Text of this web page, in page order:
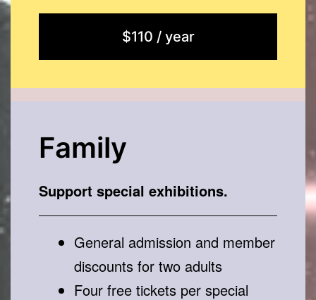
$110 / year
Family
Support special exhibitions.
General admission and member
discounts for two adults
Four free tickets per special